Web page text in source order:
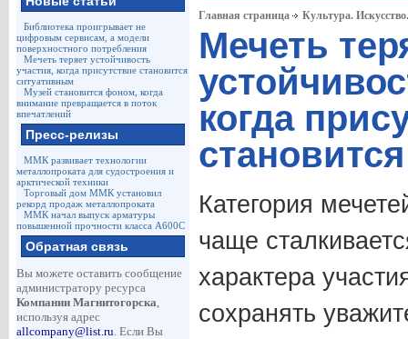
Библиотека проигрывает не
цифровым сервисам, а модели
поверхностного потребления
Мечеть теряет устойчивость
участия, когда присутствие становится
ситуативным
Музей становится фоном, когда
внимание превращается в поток
впечатлений
Пресс-релизы
ММК развивает технологии
металлопроката для судостроения и
арктической техники
Торговый дом ММК установил
рекорд продаж металлопроката
ММК начал выпуск арматуры
повышенной прочности класса А600С
Обратная связь
Вы можете оставить сообщение
администратору ресурса
Компании Магнитогорска,
используя адрес
allcompany@list.ru. Если Вы
Главная страница Культура.
Мечеть
когда
Категория
чаще
характера
сохранять